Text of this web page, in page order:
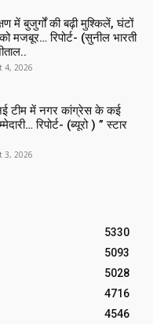
में बुजुर्गों की बढ़ी मुश्किलें, घंटों
मजबूर… रिपोर्ट- (सुनील भारती
4, 2026
टीम में नगर कांग्रेस के कई
रिपोर्ट- (ब्यूरो ) ” स्टार
3, 2026
5330
5093
5028
4716
4546